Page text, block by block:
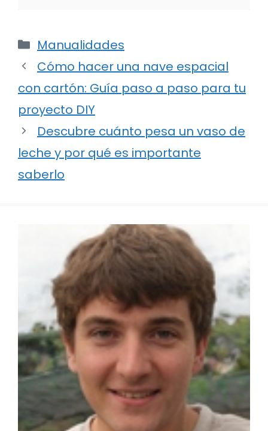
Categorías
Manualidades
Cómo hacer una nave espacial
con cartón: Guía paso a paso para tu
proyecto DIY
Descubre cuánto pesa un vaso de
leche y por qué es importante
saberlo